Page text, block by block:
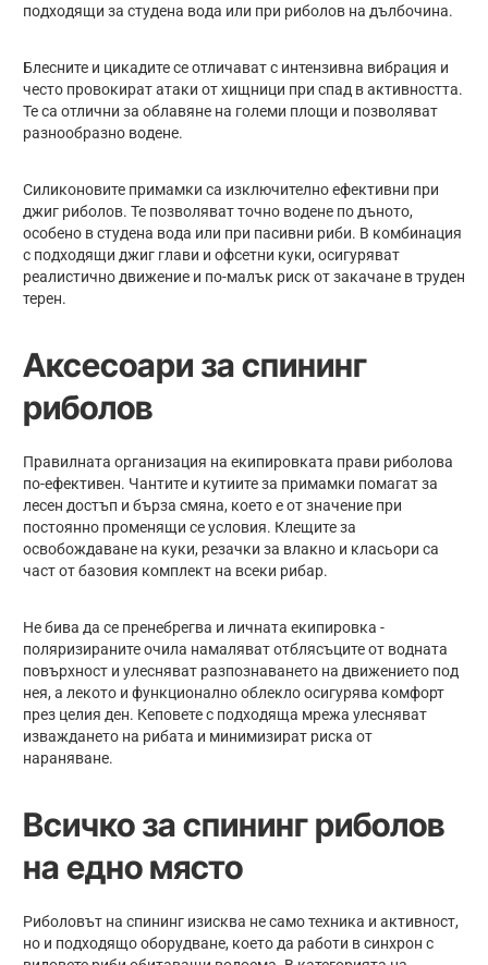
подходящи за студена вода или при риболов на дълбочина.
Блесните и цикадите се отличават с интензивна вибрация и
често провокират атаки от хищници при спад в активността.
Те са отлични за облавяне на големи площи и позволяват
разнообразно водене.
Силиконовите примамки са изключително ефективни при
джиг риболов. Те позволяват точно водене по дъното,
особено в студена вода или при пасивни риби. В комбинация
с подходящи джиг глави и офсетни куки, осигуряват
реалистично движение и по-малък риск от закачане в труден
терен.
Аксесоари за спининг
риболов
Правилната организация на екипировката прави риболова
по-ефективен. Чантите и кутиите за примамки помагат за
лесен достъп и бърза смяна, което е от значение при
постоянно променящи се условия. Клещите за
освобождаване на куки, резачки за влакно и класьори са
част от базовия комплект на всеки рибар.
Не бива да се пренебрегва и личната екипировка -
поляризираните очила намаляват отблясъците от водната
повърхност и улесняват разпознаването на движението под
нея, а лекото и функционално облекло осигурява комфорт
през целия ден. Кеповете с подходяща мрежа улесняват
изваждането на рибата и минимизират риска от
нараняване.
Всичко за спининг риболов
на едно място
Риболовът на спининг изисква не само техника и активност,
но и подходящо оборудване, което да работи в синхрон с